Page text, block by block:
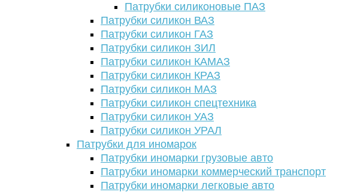
Патрубки силиконовые ПАЗ
Патрубки силикон ВАЗ
Патрубки силикон ГАЗ
Патрубки силикон ЗИЛ
Патрубки силикон КАМАЗ
Патрубки силикон КРАЗ
Патрубки силикон МАЗ
Патрубки силикон спецтехника
Патрубки силикон УАЗ
Патрубки силикон УРАЛ
Патрубки для иномарок
Патрубки иномарки грузовые авто
Патрубки иномарки коммерческий транспорт
Патрубки иномарки легковые авто